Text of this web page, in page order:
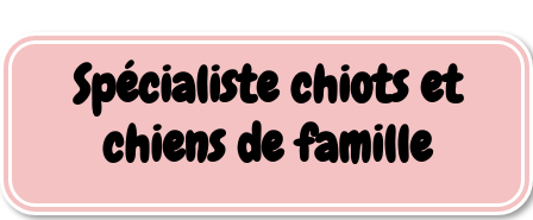
Spécialiste chiots et
chiens de famille